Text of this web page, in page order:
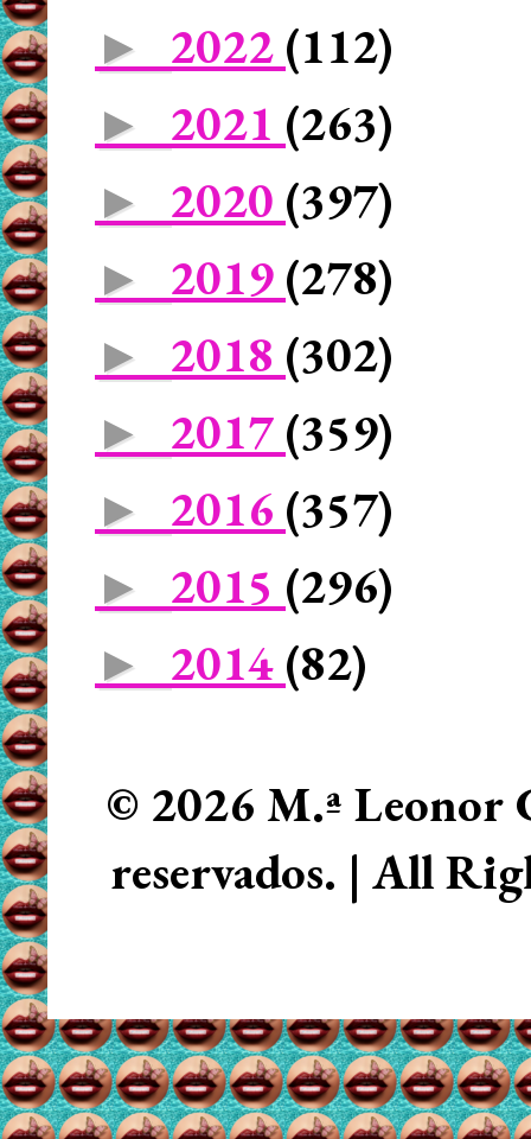
► 2022 (112)
► 2021 (263)
► 2020 (397)
► 2019 (278)
► 2018 (302)
► 2017 (359)
► 2016 (357)
► 2015 (296)
► 2014 (82)
© 2026 M.ª Leonor
reservados. | All